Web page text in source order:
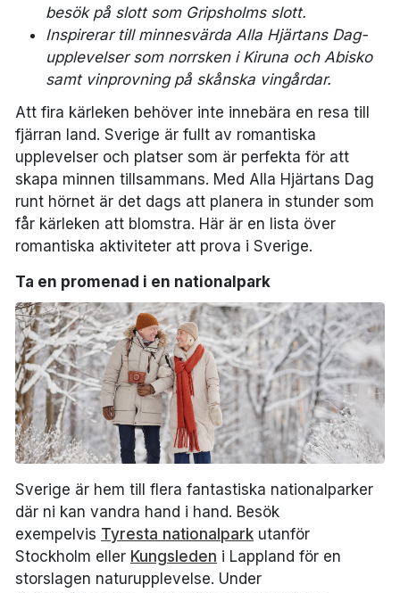
besök på slott som Gripsholms slott.
Inspirerar till minnesvärda Alla Hjärtans Dag-
upplevelser som norrsken i Kiruna och Abisko
samt vinprovning på skånska vingårdar.
Att fira kärleken behöver inte innebära en resa till
fjärran land. Sverige är fullt av romantiska
upplevelser och platser som är perfekta för att
skapa minnen tillsammans. Med Alla Hjärtans Dag
runt hörnet är det dags att planera in stunder som
får kärleken att blomstra. Här är en lista över
romantiska aktiviteter att prova i Sverige.
Ta en promenad i en nationalpark
Sverige är hem till flera fantastiska nationalparker
där ni kan vandra hand i hand. Besök
exempelvis Tyresta nationalpark utanför
Stockholm eller Kungsleden i Lappland för en
storslagen naturupplevelse. Under